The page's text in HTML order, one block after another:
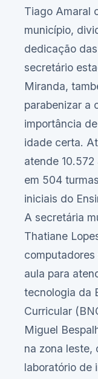
Tiago Amaral
município,
dedicação
secretário
Miranda,
parabenizar a
importância
idade certa.
atende
em 504
iniciais do
A secretária
Thatiane
aula para
tecnologia da
Curricular
Miguel
na zona leste,
laboratório de